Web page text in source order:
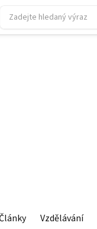
Vzdělávání